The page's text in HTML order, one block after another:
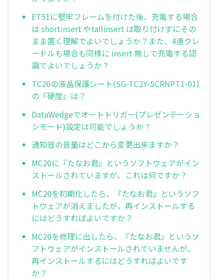
ET51に堅牢フレームを付けた後、充電する場合
は shortinsert やtallinsert は取り付けずにその
まま置く理解でよいでしょうか？また、4連クレ
ードルも場合も同様に insert 無しで充電する認
識でよいでしょうか？
TC26の液晶保護シート(SG-TC2Y-SCRNPT1-01)
の『硬度』は？
DataWedgeでオートトリガー(プレゼンテーショ
ンモード)設定は可能でしょうか？
通知音の音量はどこから変更出来ますか？
MC20に『たなお君』というソフトウェアがイン
ストールされていますが、これは何ですか？
MC20を初期化したら、『たなお君』というソフ
トウェアが消えましたが、再インストールする
にはどうすればよいですか？
MC20を修理に出したら、『たなお君』というソ
フトウェアがインストールされていませんが、
再インストールするにはどうすればよいです
か？